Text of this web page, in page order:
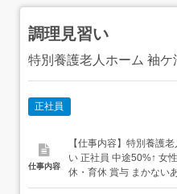
調理見習い
特別養護老人ホーム 袖ケ
正社員
仕事内容
【仕事内容】特別養護老人
い 正社員 中途50%↑ 女性活躍中 社保完備 寮・家⼿当 産
休・育休 賞与 まかないあり 求人情報掲載期間
～2026/09/03 求人情報 店舗の特徴 昇給・賞与・社宅・